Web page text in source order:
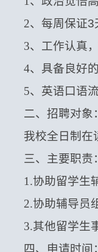
2、每周保证3
3、工作认真
4、具备良好
5、英语口语
二、招聘对象：
我校全日制在
三、主要职责：
1.协助留学生
2.协助辅导员
3.其他留学生
四、申请时间